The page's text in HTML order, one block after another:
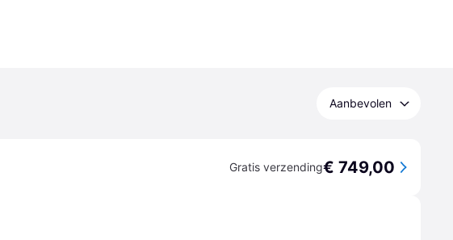
Aanbevolen
Gratis verzending€ 749,00